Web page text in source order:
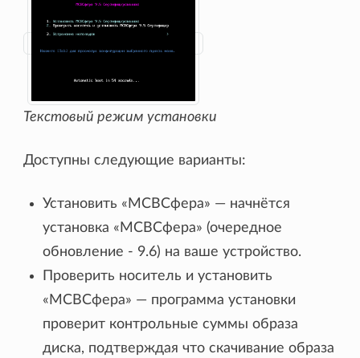
Текстовый режим установки
Доступны следующие варианты:
Установить «МСВСфера» — начнётся
установка «МСВСфера» (очередное
обновление - 9.6) на ваше устройство.
Проверить носитель и установить
«МСВСфера» — программа установки
проверит контрольные суммы образа
диска, подтверждая что скачивание образа